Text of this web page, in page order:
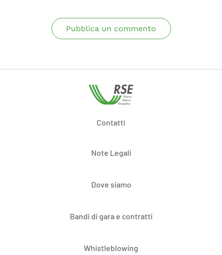
Pubblica un commento
Contatti
Note Legali
Dove siamo
Bandi di gara e contratti
Whistleblowing